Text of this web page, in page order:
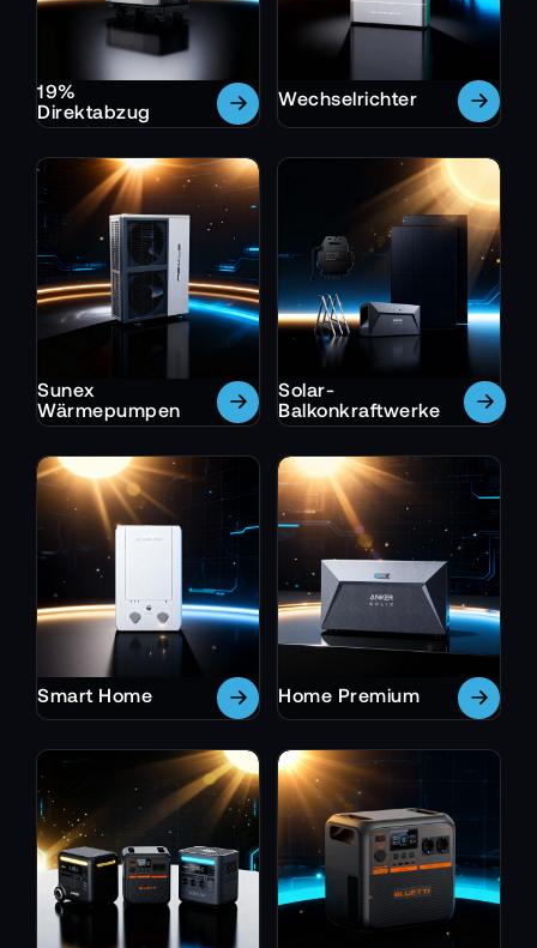
19%
Direktabzug
Wechselrichter
Sunex
Wärmepumpen
Solar-
Balkonkraftwerke
Smart Home Home Premium